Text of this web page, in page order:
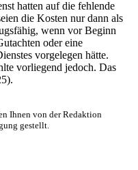
hatten auf die fehlende
die Kosten nur dann als
wenn vor Beginn
oder eine
vorgelegen hätte.
vorliegend jedoch. Das
Ihnen von der Redaktion
gestellt.